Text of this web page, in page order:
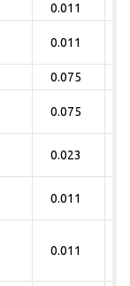
0.011
0.011
0.075
0.075
0.023
0.011
0.011